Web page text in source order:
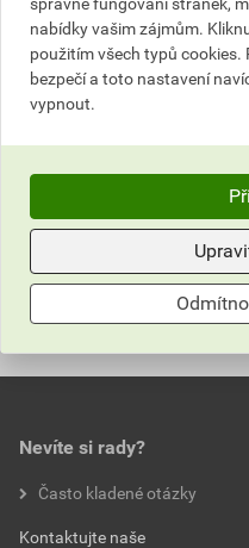
,59Kč
cena za role s DPH
Vyberte si prodejnu
Skladem v (92) prodejnách
role
1 760,59 Kč celkem s DPH
Nevíte si rady?
Často kladené otázky
Kontaktujte naše
nabídky vašim zájmům.
použitím všech typů
bezpečí a toto nastavení
vypnout.